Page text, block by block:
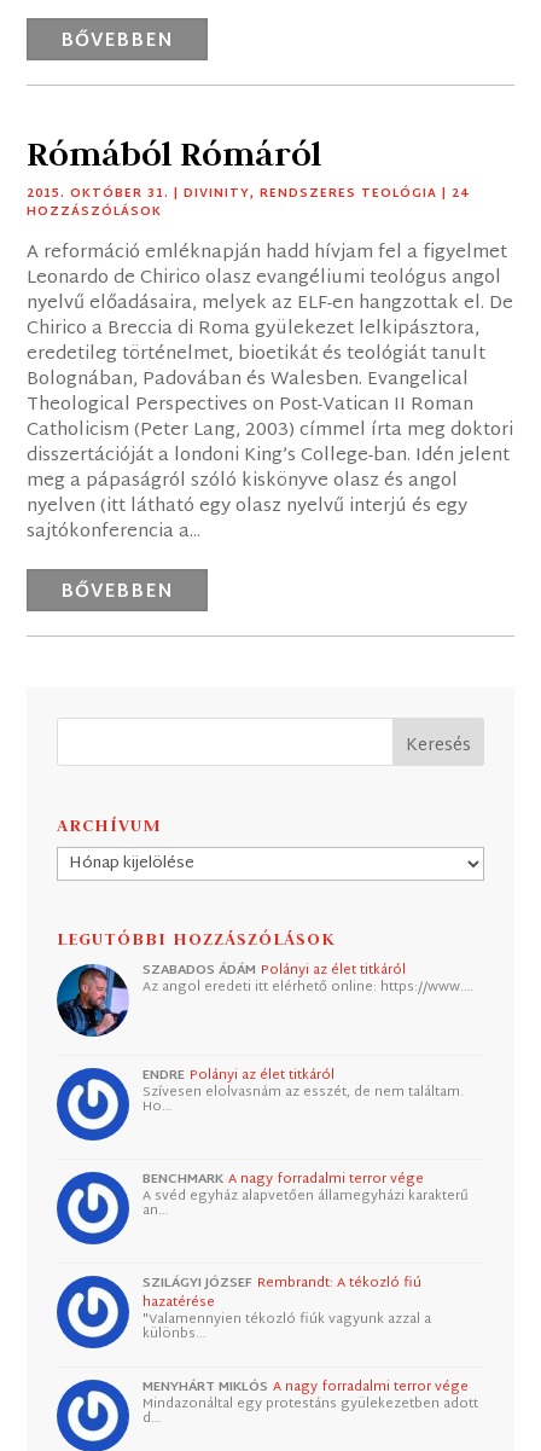
BŐVEBBEN
Rómából Rómáról
2015. OKTÓBER 31. |DIVINITY,RENDSZERES TEOLÓGIA | 24
HOZZÁSZÓLÁSOK
A reformáció emléknapján hadd hívjam fel a figyelmet
Leonardo de Chirico olasz evangéliumi teológus angol
nyelvű előadásaira, melyek az ELF-en hangzottak el. De
Chirico a Breccia di Roma gyülekezet lelkipásztora,
eredetileg történelmet, bioetikát és teológiát tanult
Bolognában, Padovában és Walesben. Evangelical
Theological Perspectives on Post-Vatican II Roman
Catholicism (Peter Lang, 2003) címmel írta meg doktori
disszertációját a londoni King’s College-ban. Idén jelent
meg a pápaságról szóló kiskönyve olasz és angol
nyelven (itt látható egy olasz nyelvű interjú és egy
sajtókonferencia a...
BŐVEBBEN
ARCHÍVUM
Archívum
LEGUTÓBBI HOZZÁSZÓLÁSOK
SZABADOS ÁDÁM Polányi az élet titkáról
Az angol eredeti itt elérhető online: https://www.…
ENDRE Polányi az élet titkáról
Szívesen elolvasnám az esszét, de nem találtam.
Ho…
BENCHMARK A nagy forradalmi terror vége
A svéd egyház alapvetően államegyházi karakterű
an…
SZILÁGYI JÓZSEF Rembrandt: A tékozló fiú
hazatérése
"Valamennyien tékozló fiúk vagyunk azzal a
különbs…
MENYHÁRT MIKLÓS A nagy forradalmi terror vége
Mindazonáltal egy protestáns gyülekezetben adott
d…